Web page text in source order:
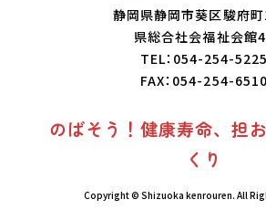
静岡県静岡市葵区駿府
県総合社会福祉会館
TEL：054-254-5225
FAX：054-254-6510
のばそう！健康寿命、担
くり
Copyright © Shizuoka kenrouren. All